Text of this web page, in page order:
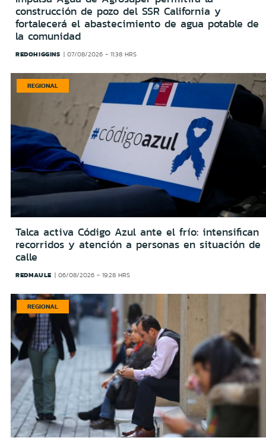
construcción de pozo del SSR California y
fortalecerá el abastecimiento de agua potable de
la comunidad
REDOHIGGINS 07/08/2026 - 11:38 HRS
REGIONAL
Talca activa Código Azul ante el frío: intensifican
recorridos y atención a personas en situación de
calle
REDMAULE 06/08/2026 - 19:28 HRS
REGIONAL